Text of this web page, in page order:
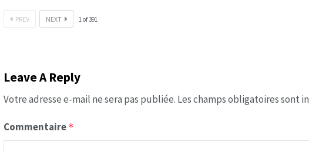
PREV NEXT 1of391
Leave A Reply
Votre adresse e-mail ne sera pas publiée. Les champs obligatoires sont
Commentaire *